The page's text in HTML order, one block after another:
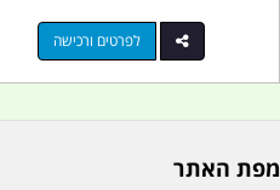
לפרטים ורכישה
מפת האתר